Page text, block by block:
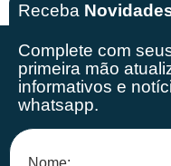
Receba
Complete com
primeira mão
informativos e
whatsapp.
Nome: